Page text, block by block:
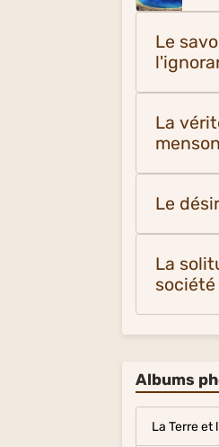
Le
La
Le
La
société
Albums
La Terre et